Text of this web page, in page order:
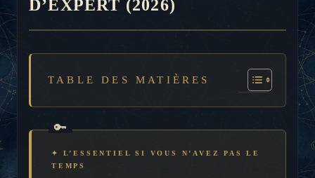
D’EXPERT (2026)
TABLE DES MATIÈRES
✦ L’ESSENTIEL SI VOUS N’AVEZ PAS LE
TEMPS